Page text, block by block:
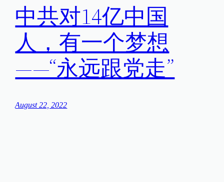
中共对14亿中国
人，有一个梦想
——“永远跟党走”
August 22, 2022